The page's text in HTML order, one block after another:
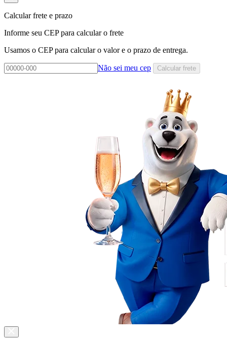
Calcular frete e prazo
Informe seu CEP para calcular o frete
Usamos o CEP para calcular o valor e o prazo de entrega.
Não sei meu cep Calcular frete